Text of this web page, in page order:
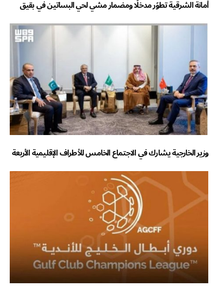
أمانة الشرقية تطوّر مدخلًا ومضمار مشي لحي البساتين في بقيق
وزير الخارجية يشارك في الاجتماع الخامس للأطراف الإقليمية الأربعة